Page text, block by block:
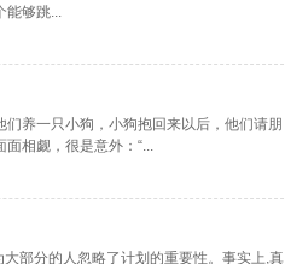
能够跳...
养一只小狗，小狗抱回来以后，他们请朋
相觑，很是意外：“...
部分的人忽略了计划的重要性。事实上,真